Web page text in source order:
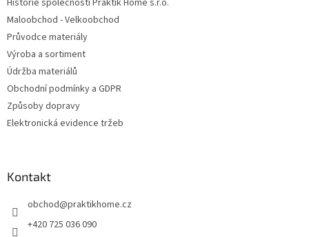
Historie společnosti Praktik Home s.r.o.
Maloobchod - Velkoobchod
Průvodce materiály
Výroba a sortiment
Údržba materiálů
Obchodní podmínky a GDPR
Způsoby dopravy
Elektronická evidence tržeb
Kontakt
obchod@praktikhome.cz
+420 725 036 090